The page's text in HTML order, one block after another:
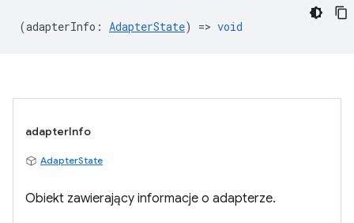
(adapterInfo : AdapterState) => void
adapterInfo
AdapterState
Obiekt zawierający informacje o adapterze.